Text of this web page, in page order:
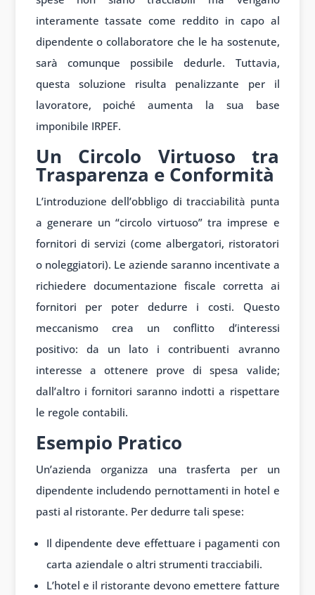
interamente tassate come reddito in capo al
dipendente o collaboratore che le ha sostenute,
sarà comunque possibile dedurle. Tuttavia,
questa soluzione risulta penalizzante per il
lavoratore, poiché aumenta la sua base
imponibile IRPEF.
Un Circolo Virtuoso tra
Trasparenza e Conformità
L’introduzione dell’obbligo di tracciabilità punta
a generare un “circolo virtuoso” tra imprese e
fornitori di servizi (come albergatori, ristoratori
o noleggiatori). Le aziende saranno incentivate a
richiedere documentazione fiscale corretta ai
fornitori per poter dedurre i costi. Questo
meccanismo crea un conflitto d’interessi
positivo: da un lato i contribuenti avranno
interesse a ottenere prove di spesa valide;
dall’altro i fornitori saranno indotti a rispettare
le regole contabili.
Esempio Pratico
Un’azienda organizza una trasferta per un
dipendente includendo pernottamenti in hotel e
pasti al ristorante. Per dedurre tali spese:
Il dipendente deve effettuare i pagamenti con
carta aziendale o altri strumenti tracciabili.
L’hotel e il ristorante devono emettere fatture